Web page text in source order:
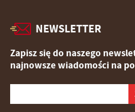
NEWSLETTER
Zapisz się do naszego
najnowsze wiadomości na